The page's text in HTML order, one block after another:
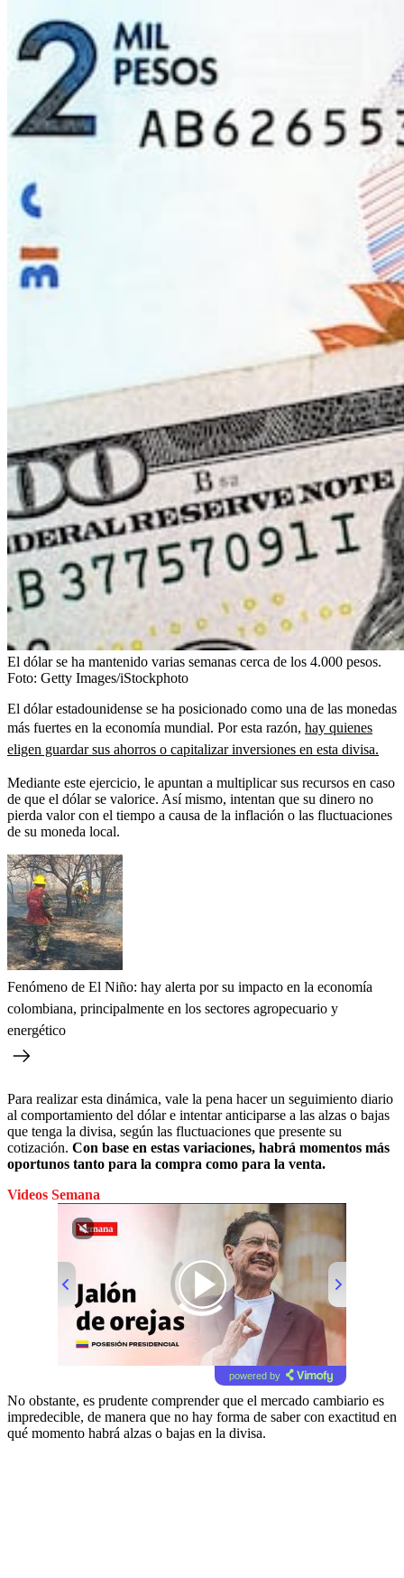
El dólar se ha mantenido varias semanas cerca de los 4.000 pesos.
Foto: Getty Images/iStockphoto
El dólar estadounidense se ha posicionado como una de las monedas
más fuertes en la economía mundial. Por esta razón, hay quienes
eligen guardar sus ahorros o capitalizar inversiones en esta divisa.
Mediante este ejercicio, le apuntan a multiplicar sus recursos en caso
de que el dólar se valorice. Así mismo, intentan que su dinero no
pierda valor con el tiempo a causa de la inflación o las fluctuaciones
de su moneda local.
Fenómeno de El Niño: hay alerta por su impacto en la economía
colombiana, principalmente en los sectores agropecuario y
energético
Para realizar esta dinámica, vale la pena hacer un seguimiento diario
al comportamiento del dólar e intentar anticiparse a las alzas o bajas
que tenga la divisa, según las fluctuaciones que presente su
cotización. Con base en estas variaciones, habrá momentos más
oportunos tanto para la compra como para la venta.
Videos Semana
00:00/01:13
powered by
No obstante, es prudente comprender que el mercado cambiario es
impredecible, de manera que no hay forma de saber con exactitud en
qué momento habrá alzas o bajas en la divisa.